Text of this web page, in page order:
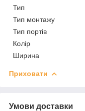
Тип
Тип монтажу
Тип портів
Колір
Ширина
Приховати
Умови доставки